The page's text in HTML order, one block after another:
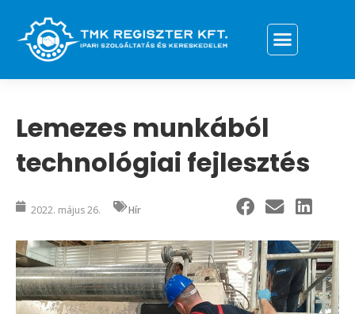
Lemezes munkából
technológiai fejlesztés
2022. május 26. Hír